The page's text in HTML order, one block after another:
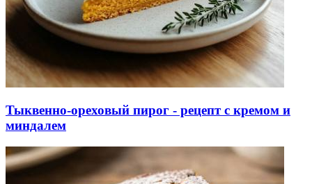
Тыквенно-ореховый пирог - рецепт с кремом и
миндалем